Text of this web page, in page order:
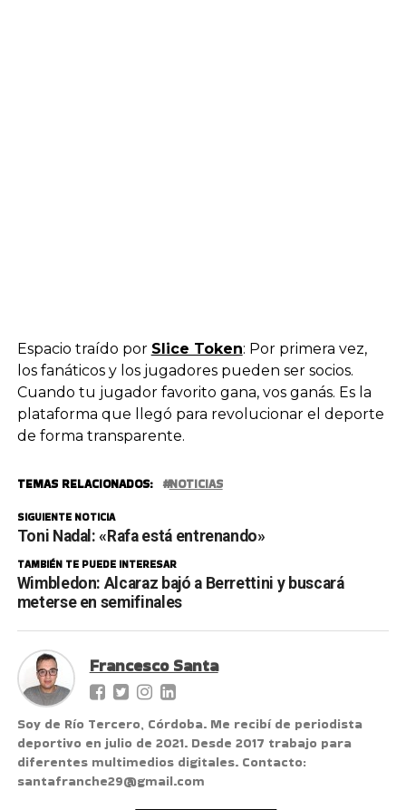
Espacio traído por Slice Token: Por primera vez,
los fanáticos y los jugadores pueden ser socios.
Cuando tu jugador favorito gana, vos ganás. Es la
plataforma que llegó para revolucionar el deporte
de forma transparente.
TEMAS RELACIONADOS: NOTICIAS
SIGUIENTE NOTICIA
Toni Nadal: «Rafa está entrenando»
TAMBIÉN TE PUEDE INTERESAR
Wimbledon: Alcaraz bajó a Berrettini y buscará
meterse en semifinales
Francesco Santa
Soy de Río Tercero, Córdoba. Me recibí de periodista
deportivo en julio de 2021. Desde 2017 trabajo para
diferentes multimedios digitales. Contacto:
santafranche29@gmail.com